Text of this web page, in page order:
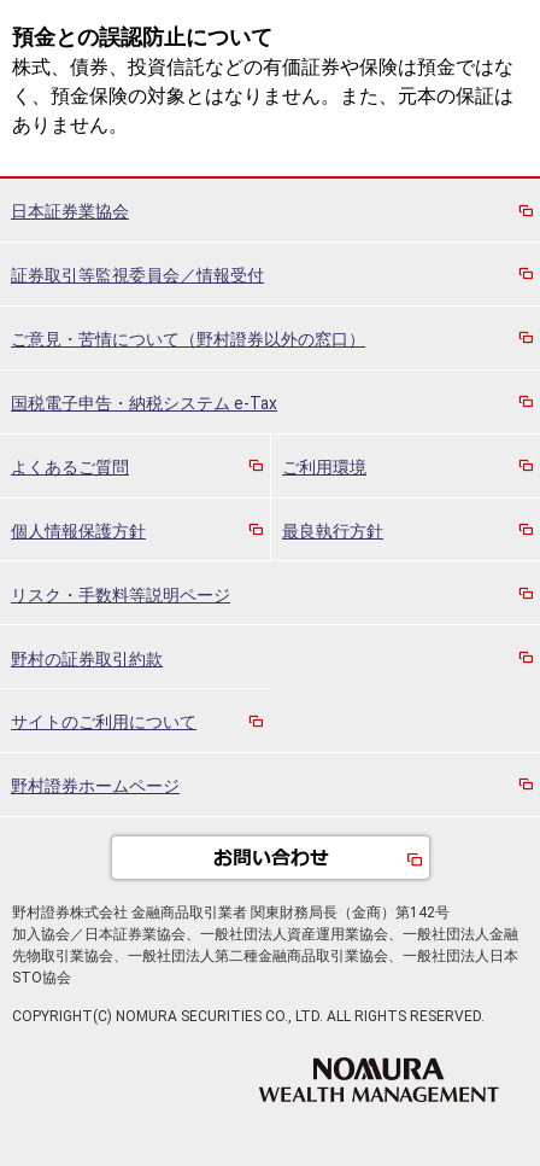
預金との誤認防止について
株式、債券、投資信託などの有価証券や保険は預金ではな
く、預金保険の対象とはなりません。また、元本の保証は
ありません。
日本証券業協会
証券取引等監視委員会／情報受付
ご意見・苦情について（野村證券以外の窓口）
国税電子申告・納税システム e-Tax
よくあるご質問 ご利用環境
個人情報保護方針 最良執行方針
リスク・手数料等説明ページ
野村の証券取引約款
サイトのご利用について
野村證券ホームページ
野村證券株式会社 金融商品取引業者 関東財務局長（金商）第142号
加入協会／日本証券業協会、一般社団法人資産運用業協会、一般社団法人金融
先物取引業協会、一般社団法人第二種金融商品取引業協会、一般社団法人日本
STO協会
COPYRIGHT(C) NOMURA SECURITIES CO., LTD. ALL RIGHTS RESERVED.